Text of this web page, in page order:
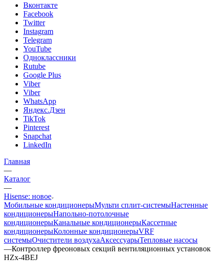
Вконтакте
Facebook
Twitter
Instagram
Telegram
YouTube
Одноклассники
Rutube
Google Plus
Viber
Viber
WhatsApp
Яндекс.Дзен
TikTok
Pinterest
Snapchat
LinkedIn
Главная
—
Каталог
—
Hisense: новое
Мобильные кондиционерыМульти сплит-системыНастенные
кондиционерыНапольно-потолочные
кондиционерыКанальные кондиционерыКассетные
кондиционерыКолонные кондиционерыVRF
системыОчистители воздухаАксессуарыТепловые насосы
—Контроллер фреоновых секций вентиляционных установок
HZx-4BEJ